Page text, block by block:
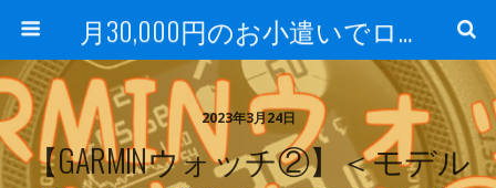
月30,000円のお小遣いでロードバイク
2023年3月24日
【GARMINウォッチ②】＜モデル